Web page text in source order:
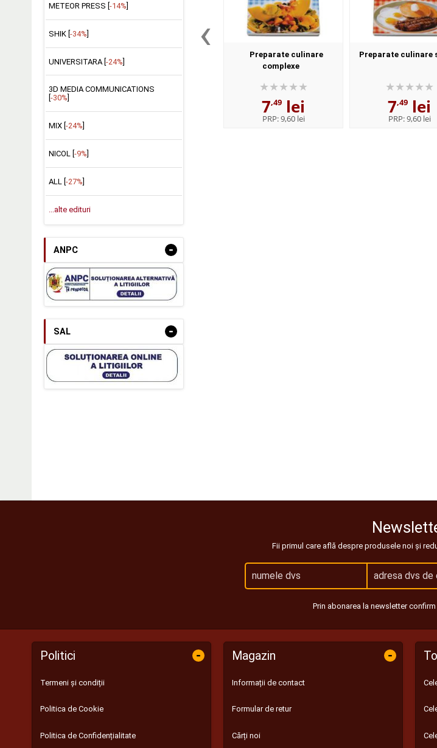
METEOR PRESS [ -14%
SHIK [-34%]
UNIVERSITARA [-24%]
3D MEDIA COMMUNICATIONS
-30%
MIX [ -24%
NICOL [ -9%
ALL [ -27%
...alte edituri
ANPC -
SAL -
‹
Preparate culinare
complexe
7,49 lei
PRP:9,60 lei
Preparate culinare
7,49 lei
PRP:9,60 lei
Fii primul care află despre produsele noi și
Prin abonarea la newsletter confirm
Politici -
Termeni și condiții
Politica de Cookie
Politica de Confidențialitate
Magazin -
Informații de contact
Formular de retur
Cărți noi